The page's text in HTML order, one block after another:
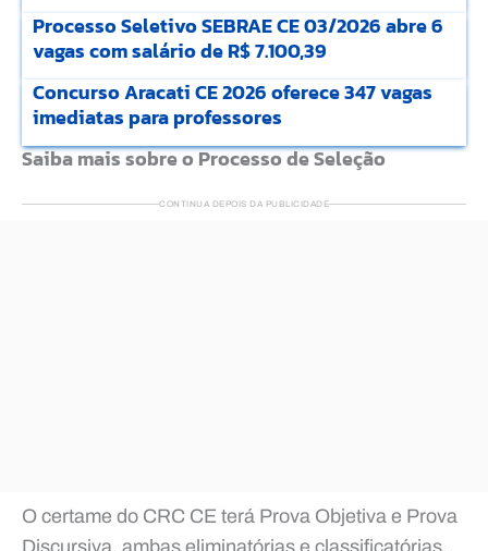
Processo Seletivo SEBRAE CE 03/2026 abre 6
vagas com salário de R$ 7.100,39
Concurso Aracati CE 2026 oferece 347 vagas
imediatas para professores
Saiba mais sobre o Processo de Seleção
CONTINUA DEPOIS DA PUBLICIDADE
O certame do CRC CE terá Prova Objetiva e Prova
Discursiva, ambas eliminatórias e classificatórias.